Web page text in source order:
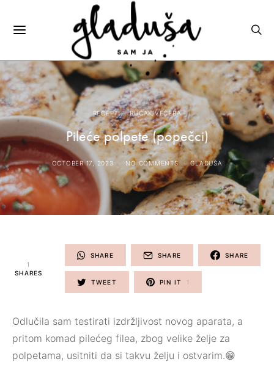
RECEPTI RUČAK/VEČERA
Pileće polpete (popečci)
OCTOBER 17, 2023 NO COMMENTS GLADUŠA
1
SHARES
SHARE SHARE SHARE
TWEET PIN IT 1
Odlučila sam testirati izdržljivost novog aparata, a
pritom komad pilećeg filea, zbog velike želje za
polpetama, usitniti da si takvu želju i ostvarim.😁